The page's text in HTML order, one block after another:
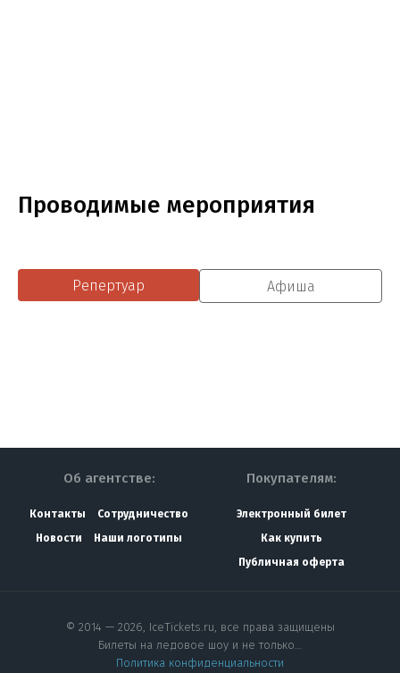
Проводимые мероприятия
Репертуар Афиша
Об агентстве:
Контакты
Сотрудничество
Новости
Наши логотипы
Покупателям:
Электронный билет
Как купить
Публичная оферта
© 2014 — 2026, IceTickets.ru, все права защищены
Билеты на ледовое шоу и не только…
Политика конфиденциальности